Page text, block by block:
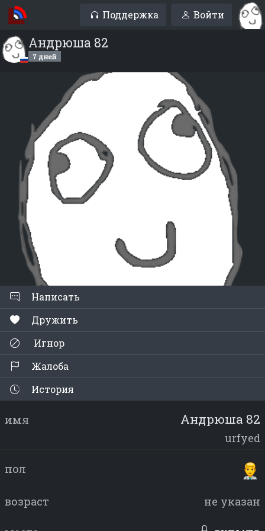
Поддержка Войти
Андрюшa 82
7 дней
Написать
Дружить
Игнор
Жалоба
История
имя Андрюшa 82
urfyed
пол
возраст не указан